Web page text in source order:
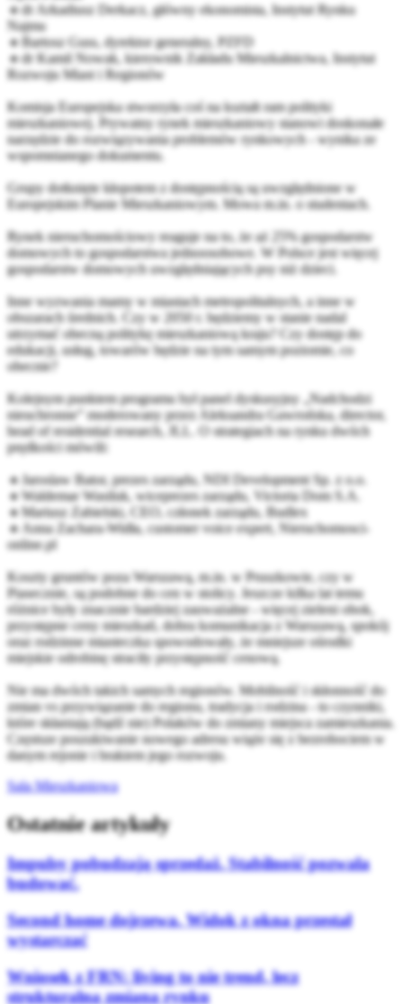
🔹dr Arkadiusz Derkacz, główny ekonomista, Instytut Rynku
Najmu
🔹Bartosz Guss, dyrektor generalny, PZFD
🔹dr Kamil Nowak, kierownik Zakładu Mieszkalnictwa, Instytut
Rozwoju Miast i Regionów
Komisja Europejska stworzyła coś na kształt ram polityki
mieszkaniowej. Prywatny rynek mieszkaniowy stanowi doskonałe
narzędzie do rozwiązywania problemów rynkowych - wynika ze
wspomnianego dokumentu.
Grupy dotknięte kłopotem z dostępnością są uwzględnione w
Europejskim Planie Mieszkaniowym. Mowa m.in. o studentach.
Rynek nieruchomościowy reaguje na to, że aż 25% gospodarstw
domowych to gospodarstwa jednoosobowe. W Polsce jest więcej
gospodarstw domowych uwzględniających psy niż dzieci.
Inne wyzwania mamy w miastach metropolitalnych, a inne w
obszarach średnich. Czy w 2050 r. będziemy w stanie nadal
utrzymać obecną politykę mieszkaniową kraju? Czy dostęp do
edukacji, usług, towarów będzie na tym samym poziomie, co
obecnie?
Kolejnym punktem programu był panel dyskusyjny „Nadchodzi
nieuchronne” moderowany przez Aleksandra Gawrońska, director,
head of residential research, JLL
. O strategiach na rynku dwóch
prędkości mówili:
🔹Jaroslaw Bator, prezes zarządu, NDI Development Sp. z o.o.
🔹Waldemar Wasiluk, wiceprezes zarządu, Victoria Dom S.A.
🔹Mariusz Zabielski, CEO, członek zarządu, Budlex
🔹Anna Zachara-Widła, customer voice expert, Nieruchomosci-
online.pl
Koszty gruntów poza Warszawą, m.in. w Pruszkowie, czy w
Piasecznie, są podobne do cen w stolicy. Jeszcze kilka lat temu
różnice były znacznie bardziej zauważalne - więcej zieleni obok,
przystępne ceny mieszkań, dobra komunikacja z Warszawą, spokój
oraz rodzinne miasteczka spowodowały, że mniejsze ośrodki
miejskie odrobinę straciły przystępność cenową.
Nie ma dwóch takich samych regionów. Mobilność i skłonność do
zmian vs przywiązanie do regionu, tradycja i rodzina - to czynniki,
które skłaniają (bądź nie) Polaków do zmiany miejsca zamieszkania.
Częstsze poszukiwanie nowego adresu wiąże się z bezrobociem w
danym rejonie i brakiem jego rozwoju.
Sala Mieszkaniowa
Ostatnie artykuły
Impulsy pobudzają sprzedaż. Stabilność pozwala
budować.
Second home dojrzewa. Widok z okna przestał
wystarczać
Wniosek z FRN: living to nie trend, lecz
strukturalna zmiana rynku